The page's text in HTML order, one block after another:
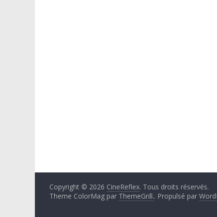
Copyright © 2026 CineReflex. Tous droits réservés.
Theme ColorMag par ThemeGrill.. Propulsé par